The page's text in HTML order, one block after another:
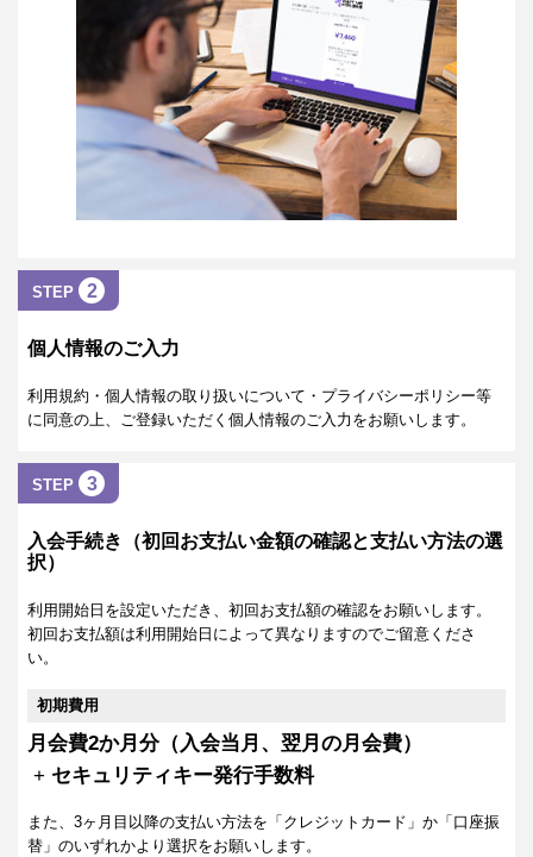
STEP 2
個人情報のご入力
利用規約・個人情報の取り扱いについて・プライバシーポリシー等
に同意の上、ご登録いただく個人情報のご入力をお願いします。
STEP 3
入会手続き（初回お支払い金額の確認と支払い方法の選
択）
利用開始日を設定いただき、初回お支払額の確認をお願いします。
初回お支払額は利用開始日によって異なりますのでご留意くださ
い。
初期費用
月会費2か月分（入会当月、翌月の月会費）
+ セキュリティキー発行手数料
また、3ヶ月目以降の支払い方法を「クレジットカード」か「口座振
替」のいずれかより選択をお願いします。